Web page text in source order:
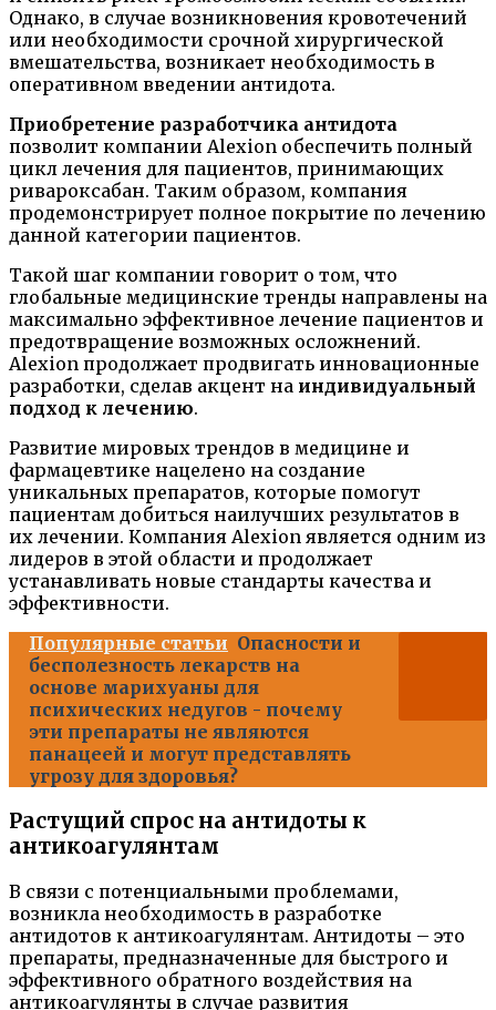
Однако, в случае возникновения кровотечений
или необходимости срочной хирургической
вмешательства, возникает необходимость в
оперативном введении антидота.
Приобретение разработчика антидота
позволит компании Alexion обеспечить полный
цикл лечения для пациентов, принимающих
ривароксабан. Таким образом, компания
продемонстрирует полное покрытие по лечению
данной категории пациентов.
Такой шаг компании говорит о том, что
глобальные медицинские тренды направлены на
максимально эффективное лечение пациентов и
предотвращение возможных осложнений.
Alexion продолжает продвигать инновационные
разработки, сделав акцент на индивидуальный
подход к лечению.
Развитие мировых трендов в медицине и
фармацевтике нацелено на создание
уникальных препаратов, которые помогут
пациентам добиться наилучших результатов в
их лечении. Компания Alexion является одним из
лидеров в этой области и продолжает
устанавливать новые стандарты качества и
эффективности.
Популярные статьи Опасности и
бесполезность лекарств на
основе марихуаны для
психических недугов - почему
эти препараты не являются
панацеей и могут представлять
угрозу для здоровья?
Растущий спрос на антидоты к
антикоагулянтам
В связи с потенциальными проблемами,
возникла необходимость в разработке
антидотов к антикоагулянтам. Антидоты – это
препараты, предназначенные для быстрого и
эффективного обратного воздействия на
антикоагулянты в случае развития